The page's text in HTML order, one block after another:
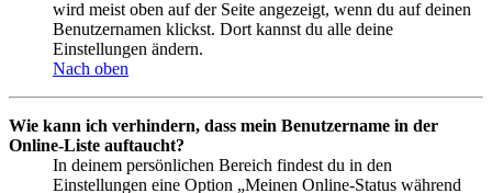
wird meist oben auf der Seite angezeigt, wenn du auf deinen
Benutzernamen klickst. Dort kannst du alle deine
Einstellungen ändern.
Nach oben
Wie kann ich verhindern, dass mein Benutzername in der
Online-Liste auftaucht?
In deinem persönlichen Bereich findest du in den
Einstellungen eine Option „Meinen Online-Status während